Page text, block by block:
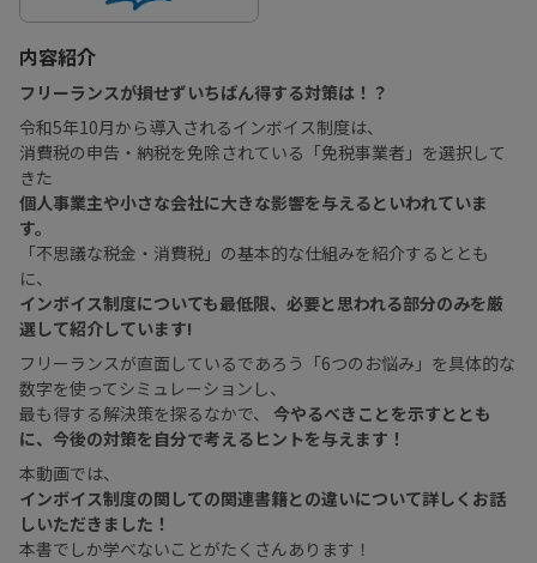
内容紹介
フリーランスが損せずいちばん得する対策は！？
令和5年10月から導入されるインボイス制度は、
消費税の申告・納税を免除されている「免税事業者」を選択して
きた
個人事業主や小さな会社に大きな影響を与えるといわれていま
す。
「不思議な税金・消費税」の基本的な仕組みを紹介するととも
に、
インボイス制度についても最低限、必要と思われる部分のみを厳
選して紹介しています!
フリーランスが直面しているであろう「6つのお悩み」を具体的な
数字を使ってシミュレーションし、
最も得する解決策を探るなかで、 今やるべきことを示すととも
に、今後の対策を自分で考えるヒントを与えます！
本動画では、
インボイス制度の関しての関連書籍との違いについて詳しくお話
しいただきました！
本書でしか学べないことがたくさんあります！